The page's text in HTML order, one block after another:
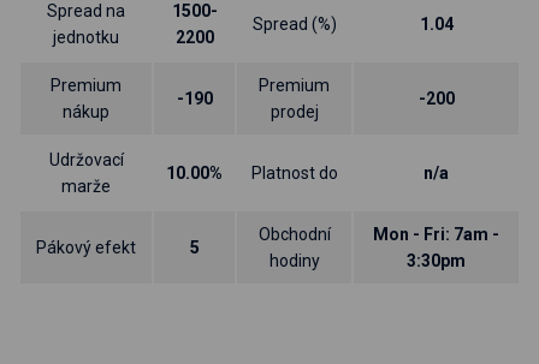
Spread na
jednotku
1500-
2200
Spread (%) 1.04
Premium
nákup
-190
Premium
prodej
-200
Udržovací
marže
10.00% Platnost do n/a
Pákový efekt 5
Obchodní
hodiny
Mon - Fri: 7am -
3:30pm